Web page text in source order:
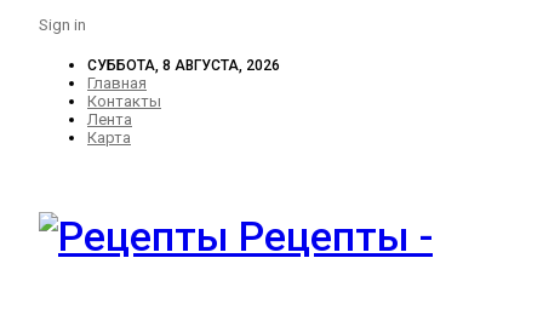
Sign in
СУББОТА, 8 АВГУСТА, 2026
Главная
Контакты
Лента
Карта
Рецепты -